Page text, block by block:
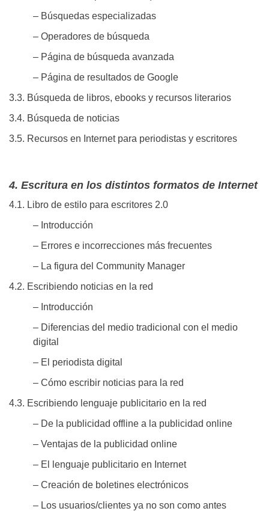
– Búsquedas especializadas
– Operadores de búsqueda
– Página de búsqueda avanzada
– Página de resultados de Google
3.3. Búsqueda de libros, ebooks y recursos literarios
3.4. Búsqueda de noticias
3.5. Recursos en Internet para periodistas y escritores
4. Escritura en los distintos formatos de Internet
4.1. Libro de estilo para escritores 2.0
– Introducción
– Errores e incorrecciones más frecuentes
– La figura del Community Manager
4.2. Escribiendo noticias en la red
– Introducción
– Diferencias del medio tradicional con el medio
digital
– El periodista digital
– Cómo escribir noticias para la red
4.3. Escribiendo lenguaje publicitario en la red
– De la publicidad offline a la publicidad online
– Ventajas de la publicidad online
– El lenguaje publicitario en Internet
– Creación de boletines electrónicos
– Los usuarios/clientes ya no son como antes